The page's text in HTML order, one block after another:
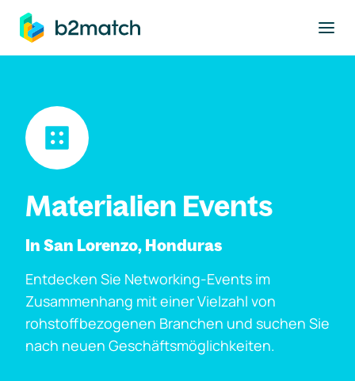
springen
Materialien Events
In San Lorenzo, Honduras
Entdecken Sie Networking-Events im
Zusammenhang mit einer Vielzahl von
rohstoffbezogenen Branchen und suchen Sie
nach neuen Geschäftsmöglichkeiten.